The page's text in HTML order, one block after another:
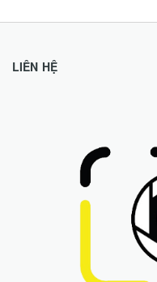
LIÊN HỆ